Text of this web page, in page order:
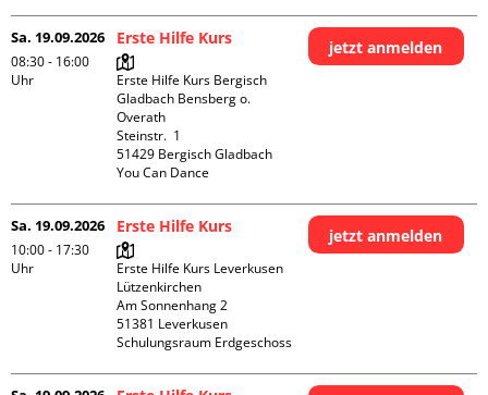
Sa. 19.09.2026
08:30 - 16:00
Uhr
Erste Hilfe Kurs
Erste Hilfe Kurs Bergisch
Gladbach Bensberg o.
Overath
Steinstr.  1
51429 Bergisch Gladbach
You Can Dance
jetzt anmelden
Sa. 19.09.2026
10:00 - 17:30
Uhr
Erste Hilfe Kurs
Erste Hilfe Kurs Leverkusen
Lützenkirchen
Am Sonnenhang 2
51381 Leverkusen
Schulungsraum Erdgeschoss
jetzt anmelden